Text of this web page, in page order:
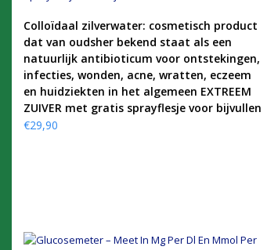
KOOP PRODUCT
Colloïdaal zilverwater: cosmetisch product
dat van oudsher bekend staat als een
natuurlijk antibioticum voor ontstekingen,
infecties, wonden, acne, wratten, eczeem
en huidziekten in het algemeen EXTREEM
ZUIVER met gratis sprayflesje voor bijvullen
€29,90